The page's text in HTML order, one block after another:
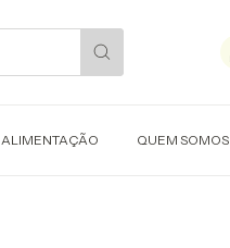
ALIMENTAÇÃO QUEM SOMOS